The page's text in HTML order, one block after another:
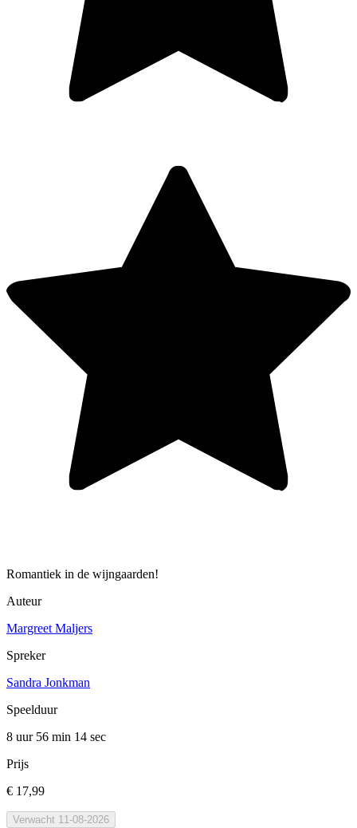
Romantiek in de wijngaarden!
Auteur
Margreet Maljers
Spreker
Sandra Jonkman
Speelduur
8 uur 56 min 14 sec
Prijs
€ 17,99
Verwacht 11-08-2026